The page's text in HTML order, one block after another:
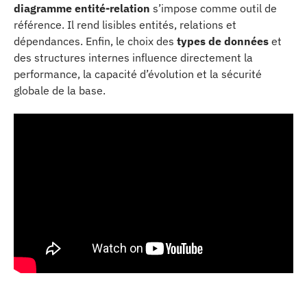
diagramme entité-relation s’impose comme outil de
référence. Il rend lisibles entités, relations et
dépendances. Enfin, le choix des types de données et
des structures internes influence directement la
performance, la capacité d’évolution et la sécurité
globale de la base.